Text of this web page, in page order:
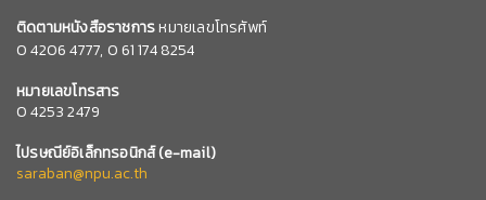
ติดตามหนังสือราชการหมายเลขโทรศัพท์
04206 4777, 0 61 174 8254
หมายเลขโทรสาร
0 4253 2479
ไปรษณีย์อิเล็กทรอนิกส์(e-mail)
saraban@npu.ac.th